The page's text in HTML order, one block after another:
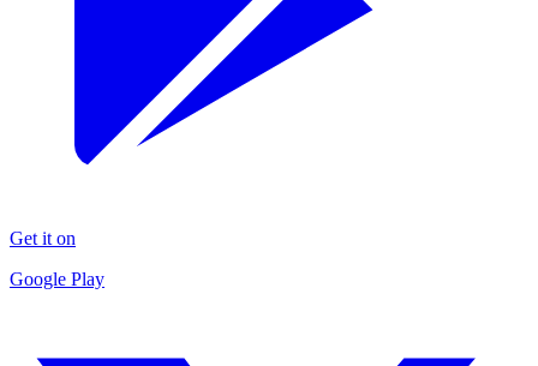
Get it on
Google Play